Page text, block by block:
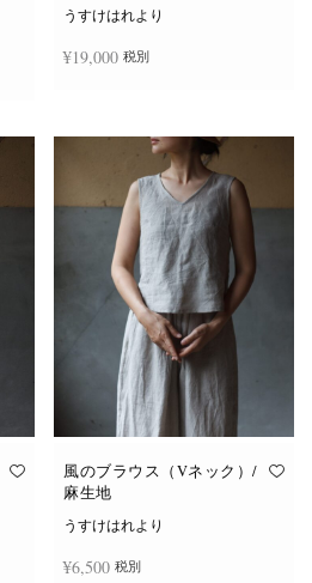
うすけはれより
¥19,000 税別
風のブラウス（Vネック）/
麻生地
うすけはれより
¥6,500 税別